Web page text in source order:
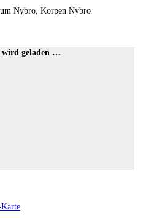
Nybro, Korpen Nybro
wird geladen …
Karte